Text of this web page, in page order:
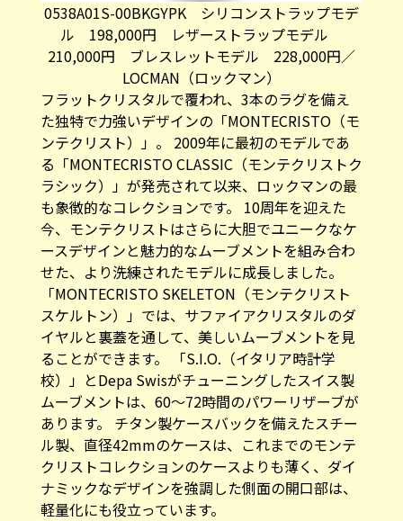
0538A01S-00BKGYPK シリコンストラップモデ
ル 198,000円 レザーストラップモデル
210,000円 ブレスレットモデル 228,000円／
LOCMAN（ロックマン）
フラットクリスタルで覆われ、3本のラグを備え
た独特で力強いデザインの「MONTECRISTO（モ
ンテクリスト）」。 2009年に最初のモデルであ
る「MONTECRISTO CLASSIC（モンテクリストク
ラシック）」が発売されて以来、ロックマンの最
も象徴的なコレクションです。 10周年を迎えた
今、モンテクリストはさらに大胆でユニークなケ
ースデザインと魅力的なムーブメントを組み合わ
せた、より洗練されたモデルに成長しました。
「MONTECRISTO SKELETON（モンテクリスト
スケルトン）」では、サファイアクリスタルのダ
イヤルと裏蓋を通して、美しいムーブメントを見
ることができます。 「S.I.O.（イタリア時計学
校）」とDepa Swisがチューニングしたスイス製
ムーブメントは、60～72時間のパワーリザーブが
あります。 チタン製ケースバックを備えたスチー
ル製、直径42mmのケースは、これまでのモンテ
クリストコレクションのケースよりも薄く、ダイ
ナミックなデザインを強調した側面の開口部は、
軽量化にも役立っています。